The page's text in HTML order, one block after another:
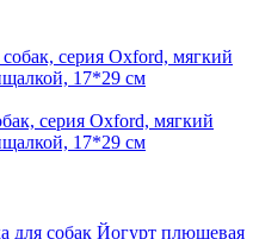
серия Oxford, мягкий
17*29 см